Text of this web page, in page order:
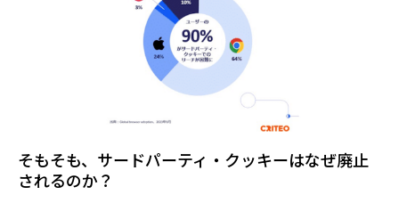
そもそも、サードパーティ・クッキーはなぜ廃止
されるのか？